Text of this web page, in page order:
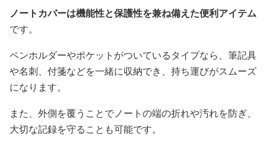
ノートカバーは機能性と保護性を兼ね備えた便利アイテム
です。
ペンホルダーやポケットがついているタイプなら、筆記具
や名刺、付箋などを一緒に収納でき、持ち運びがスムーズ
になります。
また、外側を覆うことでノートの端の折れや汚れを防ぎ、
大切な記録を守ることも可能です。